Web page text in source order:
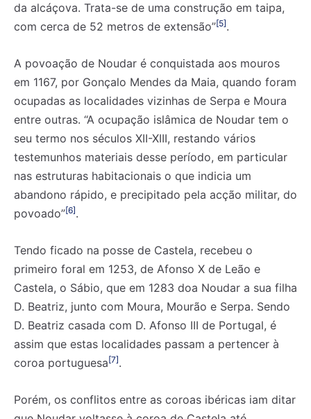
da alcáçova. Trata-se de uma construção em taipa,
com cerca de 52 metros de extensão”[5].
A povoação de Noudar é conquistada aos mouros
em 1167, por Gonçalo Mendes da Maia, quando foram
ocupadas as localidades vizinhas de Serpa e Moura
entre outras. “A ocupação islâmica de Noudar tem o
seu termo nos séculos XII-XIII, restando vários
testemunhos materiais desse período, em particular
nas estruturas habitacionais o que indicia um
abandono rápido, e precipitado pela acção militar, do
povoado”[6].
Tendo ficado na posse de Castela, recebeu o
primeiro foral em 1253, de Afonso X de Leão e
Castela, o Sábio, que em 1283 doa Noudar a sua filha
D. Beatriz, junto com Moura, Mourão e Serpa. Sendo
D. Beatriz casada com D. Afonso III de Portugal, é
assim que estas localidades passam a pertencer à
coroa portuguesa[7].
Porém, os conflitos entre as coroas ibéricas iam ditar